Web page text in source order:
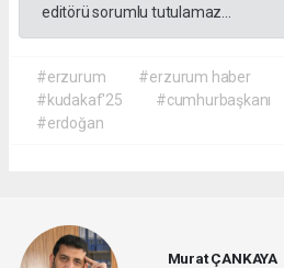
editörü sorumlu tutulamaz...
#erzurum #erzurum haber
#kudakaf'25
#cumhurbaşkanı
#erdoğan
Murat ÇANKAYA